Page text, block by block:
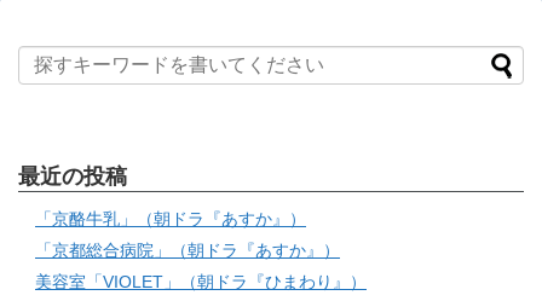
最近の投稿
「京酪牛乳」（朝ドラ『あすか』）
「京都総合病院」（朝ドラ『あすか』）
美容室「VIOLET」（朝ドラ『ひまわり』）